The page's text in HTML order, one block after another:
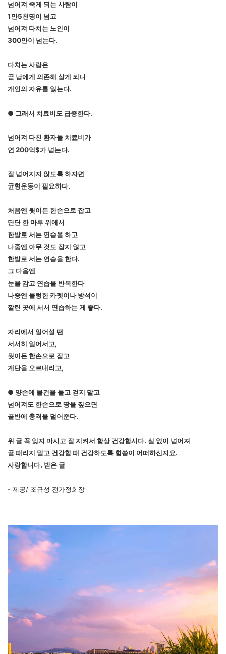
넘어져 죽게 되는 사람이
1만5천명이 넘고
넘어져 다치는 노인이
300만이 넘는다.
다치는 사람은
곧 남에게 의존해 살게 되니
개인의 자유를 잃는다.
● 그래서 치료비도 급증한다.
넘어져 다친 환자들 치료비가
연 200억$가 넘는다.
잘 넘어지지 않도록 하자면
균형운동이 필요하다.
처음엔 뭣이든 한손으로 잡고
단단 한 마루 위에서
한발로 서는 연습을 하고
나중엔 아무 것도 잡지 않고
한발로 서는 연습을 한다.
그 다음엔
눈을 감고 연습을 반복한다
나중엔 물렁한 카펫이나 방석이
깔린 곳에 서서 연습하는 게 좋다.
자리에서 일어설 땐
서서히 일어서고,
뭣이든 한손으로 잡고
계단을 오르내리고,
● 양손에 물건을 들고 걷지 말고
넘어져도 한손으로 땅을 짚으면
골반에 충격을 덜어준다.
위 글 꼭 잊지 마시고 잘 지켜서 항상 건강합시다. 실 없이 넘어져
골 때리지 말고 건강할 때 건강하도록 힘씀이 어떠하신지요.
사랑합니다. 받은 글
- 제공/ 조규성 전가정회장